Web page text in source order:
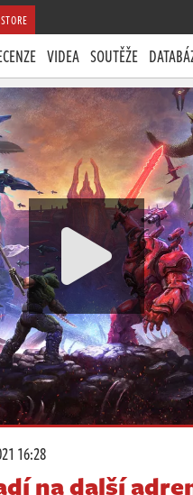
VIDEA SOUTĚŽE
16:28
na další